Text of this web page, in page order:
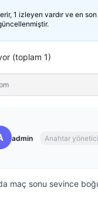
1 izleyen vardır ve en son
(toplam 1)
admin Anahtar yönetici
da maç sonu sevince